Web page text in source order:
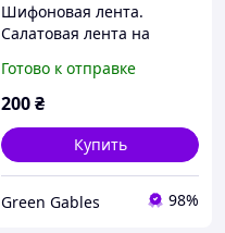
Шифоновая лента.
Салатовая лента на
Салатовая лента на
свадебный букет.
Готово к отправке
200₴
Купить
Green Gables 98%